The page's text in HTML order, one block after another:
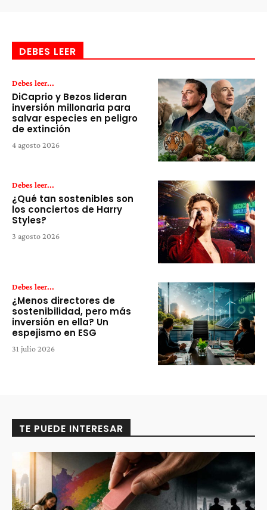
DEBES LEER
Debes leer...
DiCaprio y Bezos lideran
inversión millonaria para
salvar especies en peligro
de extinción
4 agosto 2026
Debes leer...
¿Qué tan sostenibles son
los conciertos de Harry
Styles?
3 agosto 2026
Debes leer...
¿Menos directores de
sostenibilidad, pero más
inversión en ella? Un
espejismo en ESG
31 julio 2026
TE PUEDE INTERESAR